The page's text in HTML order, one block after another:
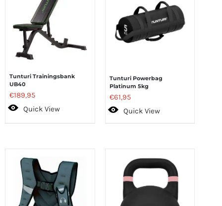
Tunturi Trainingsbank
UB40
€189,95
Quick View
Tunturi Powerbag
Platinum 5kg
€61,95
Quick View